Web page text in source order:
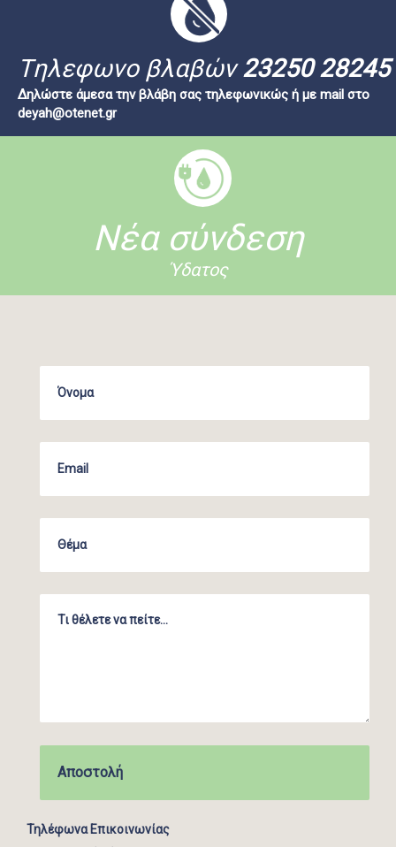
Tηλεφωνο βλαβών23250 28245
Δηλώστε άμεσα την βλάβη σας τηλεφωνικώς ή με mail στο
deyah@otenet.gr
Νέα σύνδεση
Ύδατος
Τηλέφωνα Επικοινωνίας